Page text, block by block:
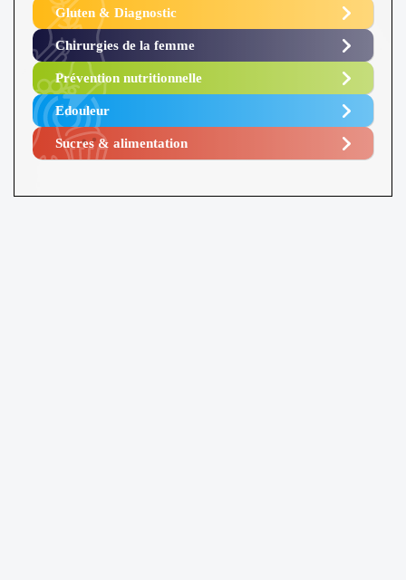
Gluten & Diagnostic
Chirurgies de la femme
Prévention nutritionnelle
Edouleur​
Sucres & alimentation​